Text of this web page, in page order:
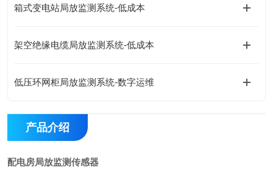
箱式变电站局放监测系统-低成本
架空绝缘电缆局放监测系统-低成本
低压环网柜局放监测系统-数字运维
产品介绍
配电房局放监测传感器